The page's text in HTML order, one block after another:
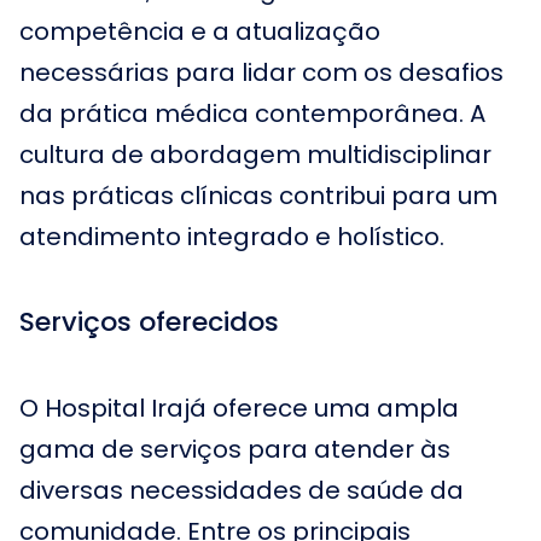
competência e a atualização
necessárias para lidar com os desafios
da prática médica contemporânea. A
cultura de abordagem multidisciplinar
nas práticas clínicas contribui para um
atendimento integrado e holístico.
Serviços oferecidos
O Hospital Irajá oferece uma ampla
gama de serviços para atender às
diversas necessidades de saúde da
comunidade. Entre os principais